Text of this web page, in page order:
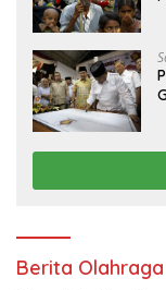
Berita Olahraga